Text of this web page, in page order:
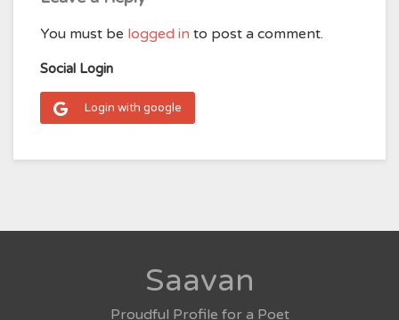
You must be logged in to post a comment.
Social Login
Login with google
Saavan
Proudful Profile for a Poet